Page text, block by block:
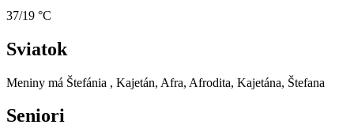
37/19 °C
Sviatok
Meniny má Štefánia , Kajetán, Afra, Afrodita, Kajetána, Štefana
Seniori